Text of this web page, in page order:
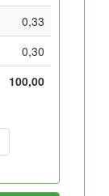
0,33
0,30
100,00